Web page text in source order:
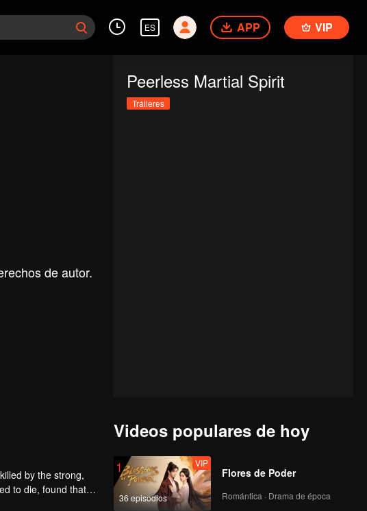
ES APP VIP
de autor.
Peerless Martial Spirit
Tráileres
by the strong,
to die, found that
on the road to find
Videos populares de hoy
1
36 episodios
VIP
Flores de Poder
Romántica · Drama de época